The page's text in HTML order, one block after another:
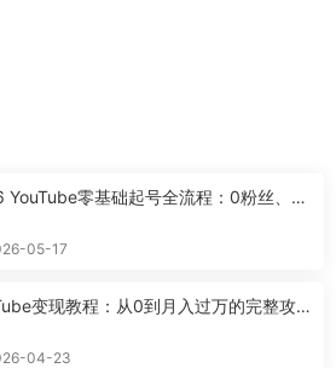
YouTube零基础起号全流程：0粉丝、0
05-17
变现教程：从0到月入过万的完整攻
04-23